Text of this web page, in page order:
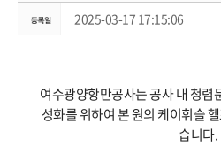
2025-03-17 17:15:06
여수광양항만공사는 공사 내 청렴
성화를 위하여 본 원의 케이휘슬
습니다.